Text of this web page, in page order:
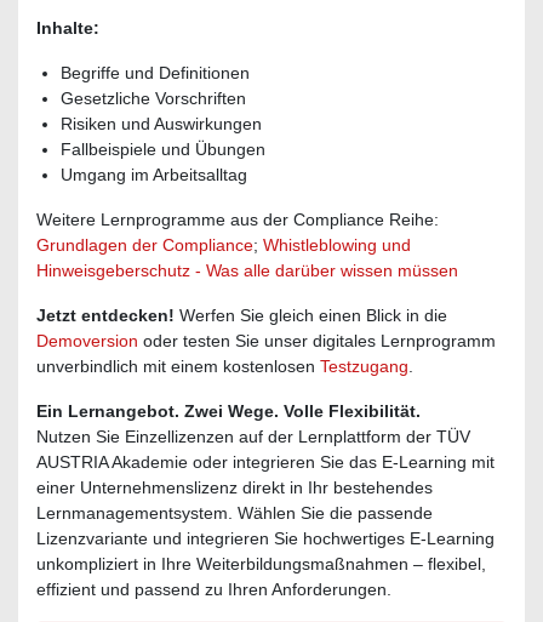
Inhalte:
Begriffe und Definitionen
Gesetzliche Vorschriften
Risiken und Auswirkungen
Fallbeispiele und Übungen
Umgang im Arbeitsalltag
Weitere Lernprogramme aus der Compliance Reihe:
Grundlagen der Compliance; Whistleblowing und
Hinweisgeberschutz - Was alle darüber wissen müssen
Jetzt entdecken! Werfen Sie gleich einen Blick in die
Demoversion oder testen Sie unser digitales Lernprogramm
unverbindlich mit einem kostenlosen Testzugang
Ein Lernangebot. Zwei Wege. Volle Flexibilität.
Nutzen Sie Einzellizenzen auf der Lernplattform der TÜV
AUSTRIA Akademie oder integrieren Sie das E-Learning mit
einer Unternehmenslizenz direkt in Ihr bestehendes
Lernmanagementsystem. Wählen Sie die passende
Lizenzvariante und integrieren Sie hochwertiges E-Learning
unkompliziert in Ihre Weiterbildungsmaßnahmen – flexibel,
effizient und passend zu Ihren Anforderungen.